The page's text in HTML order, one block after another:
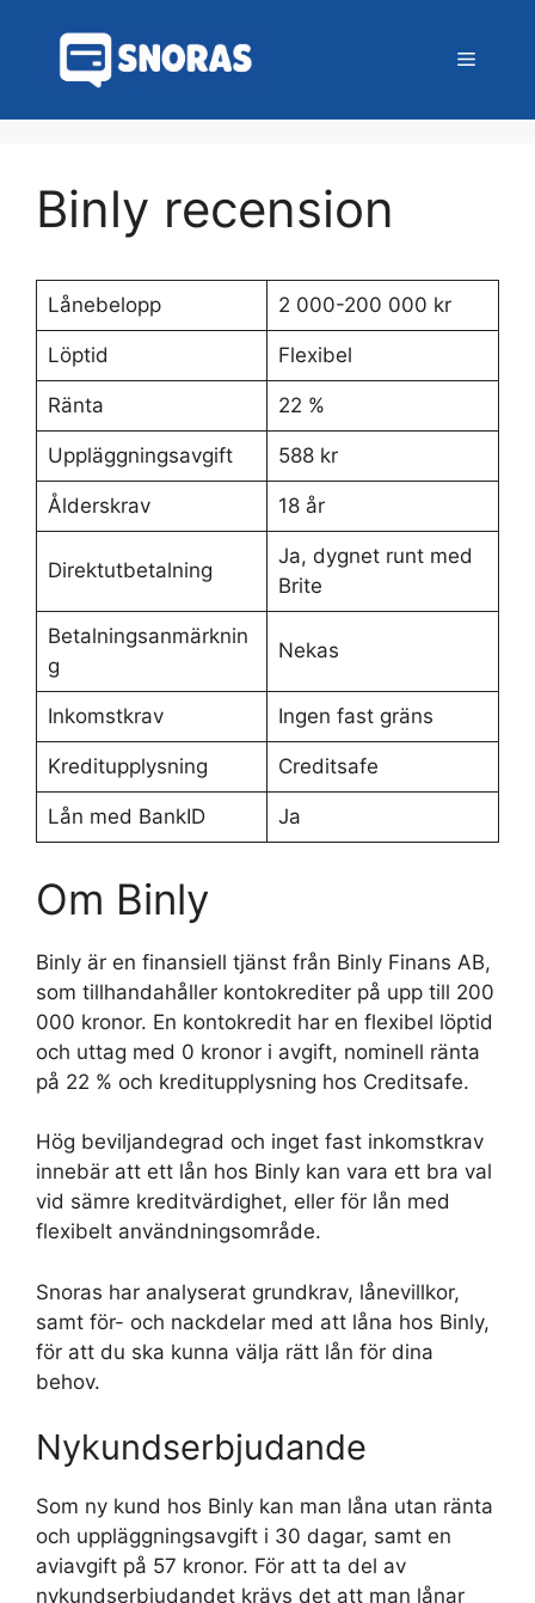
innehåll
Meny
Binly recension
Lånebelopp 2 000-200 000 kr
Löptid Flexibel
Ränta 22 %
Uppläggningsavgift 588 kr
Ålderskrav 18 år
Direktutbetalning
Ja, dygnet runt med
Brite
Betalningsanmärknin
g
Nekas
Inkomstkrav Ingen fast gräns
Kreditupplysning Creditsafe
Lån med BankID Ja
Om Binly
Binly är en finansiell tjänst från Binly Finans AB,
som tillhandahåller kontokrediter på upp till 200
000 kronor. En kontokredit har en flexibel löptid
och uttag med 0 kronor i avgift, nominell ränta
på 22 % och kreditupplysning hos Creditsafe.
Hög beviljandegrad och inget fast inkomstkrav
innebär att ett lån hos Binly kan vara ett bra val
vid sämre kreditvärdighet, eller för lån med
flexibelt användningsområde.
Snoras har analyserat grundkrav, lånevillkor,
samt för- och nackdelar med att låna hos Binly,
för att du ska kunna välja rätt lån för dina
behov.
Nykundserbjudande
Som ny kund hos Binly kan man låna utan ränta
och uppläggningsavgift i 30 dagar, samt en
aviavgift på 57 kronor. För att ta del av
nykundserbjudandet krävs det att man lånar